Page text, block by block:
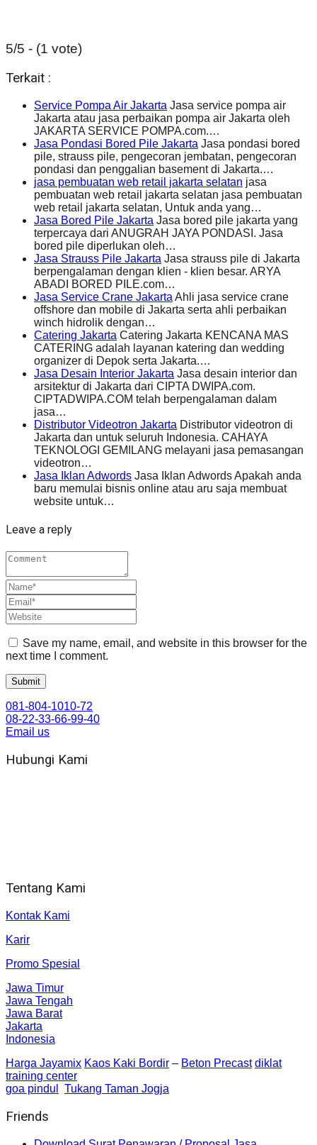
5/5 - (1 vote)
Terkait :
Service Pompa Air Jakarta Jasa service pompa air
Jakarta atau jasa perbaikan pompa air Jakarta oleh
JAKARTA SERVICE POMPA.com.…
Jasa Pondasi Bored Pile Jakarta Jasa pondasi bored
pile, strauss pile, pengecoran jembatan, pengecoran
pondasi dan penggalian basement di Jakarta.…
jasa pembuatan web retail jakarta selatan jasa
pembuatan web retail jakarta selatan jasa pembuatan
web retail jakarta selatan, Untuk anda yang…
Jasa Bored Pile Jakarta Jasa bored pile jakarta yang
terpercaya dari ANUGRAH JAYA PONDASI. Jasa
bored pile diperlukan oleh…
Jasa Strauss Pile Jakarta Jasa strauss pile di Jakarta
berpengalaman dengan klien - klien besar. ARYA
ABADI BORED PILE.com…
Jasa Service Crane Jakarta Ahli jasa service crane
offshore dan mobile di Jakarta serta ahli perbaikan
winch hidrolik dengan…
Catering Jakarta Catering Jakarta KENCANA MAS
CATERING adalah layanan katering dan wedding
organizer di Depok serta Jakarta.…
Jasa Desain Interior Jakarta Jasa desain interior dan
arsitektur di Jakarta dari CIPTA DWIPA.com.
CIPTADWIPA.COM telah berpengalaman dalam
jasa…
Distributor Videotron Jakarta Distributor videotron di
Jakarta dan untuk seluruh Indonesia. CAHAYA
TEKNOLOGI GEMILANG melayani jasa pemasangan
videotron…
Jasa Iklan Adwords Jasa Iklan Adwords Apakah anda
baru memulai bisnis online atau aru saja membuat
website untuk…
Leave a reply
Save my name, email, and website in this browser for the
next time I comment.
081-804-1010-72
08-22-33-66-99-40
Email us
Hubungi Kami
Tentang Kami
Kontak Kami
Karir
Promo Spesial
Jawa Timur
Jawa Tengah
Jawa Barat
Jakarta
Indonesia
Harga Jayamix Kaos Kaki Bordir – Beton Precast diklat
training center
goa pindul
Tukang Taman Jogja
Friends